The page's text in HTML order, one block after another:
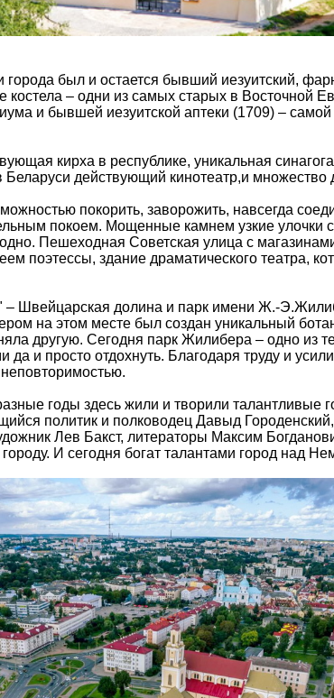
был и остается бывший иезуитский,
– одни из самых старых в Восточной
и бывшей иезуитской аптеки (1709) –
кирха в республике, уникальная
действующий кинотеатр,и множество
покорить, заворожить, навсегда
покоем. Мощенные камнем узкие улочки
Пешеходная Советская улица с
поэтессы, здание драматического театра,
– Швейцарская долина и парк имени Ж.-
на этом месте был создан уникальный
другую. Сегодня парк Жилибера – одно из
да и просто отдохнуть. Благодаря труду и
годы здесь жили и творили талантливые
политик и полководец Давыд
Лев Бакст, литераторы Максим
И сегодня богат талантами город над